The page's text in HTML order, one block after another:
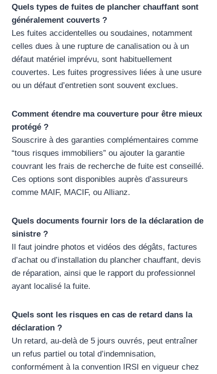
Quels types de fuites de plancher chauffant sont
généralement couverts ?
Les fuites accidentelles ou soudaines, notamment
celles dues à une rupture de canalisation ou à un
défaut matériel imprévu, sont habituellement
couvertes. Les fuites progressives liées à une usure
ou un défaut d’entretien sont souvent exclues.
Comment étendre ma couverture pour être mieux
protégé ?
Souscrire à des garanties complémentaires comme
“tous risques immobiliers” ou ajouter la garantie
couvrant les frais de recherche de fuite est conseillé.
Ces options sont disponibles auprès d’assureurs
comme MAIF, MACIF, ou Allianz.
Quels documents fournir lors de la déclaration de
sinistre ?
Il faut joindre photos et vidéos des dégâts, factures
d’achat ou d’installation du plancher chauffant, devis
de réparation, ainsi que le rapport du professionnel
ayant localisé la fuite.
Quels sont les risques en cas de retard dans la
déclaration ?
Un retard, au-delà de 5 jours ouvrés, peut entraîner
un refus partiel ou total d’indemnisation,
conformément à la convention IRSI en vigueur chez